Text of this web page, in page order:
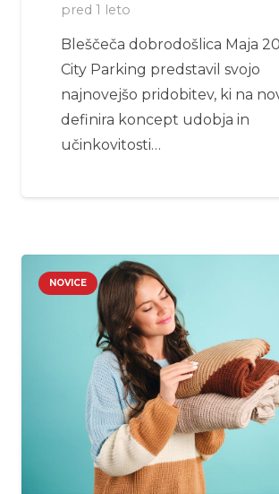
pred 1 leto
Bleščeča dobrodošlica Maja
City Parking predstavil svojo
najnovejšo pridobitev, ki na
definira koncept udobja in
učinkovitosti…
NOVICE